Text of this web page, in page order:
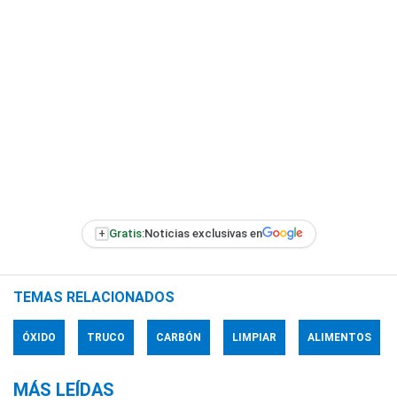
+ Gratis:Noticias exclusivas en
TEMAS RELACIONADOS
ÓXIDO TRUCO CARBÓN LIMPIAR ALIMENTOS
MÁS LEÍDAS